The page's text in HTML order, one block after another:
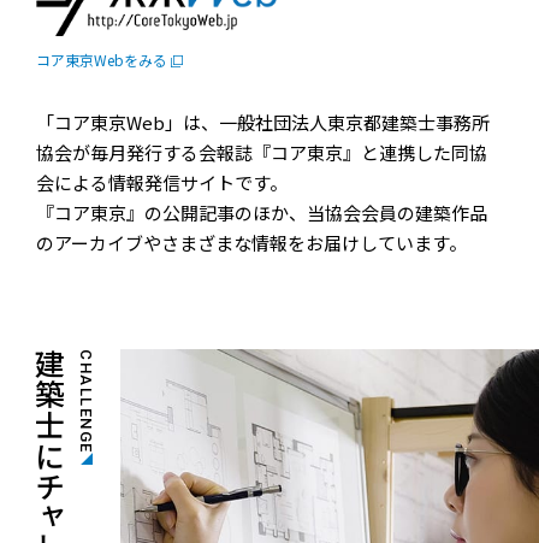
コア東京Webをみる
「コア東京Web」は、一般社団法人東京都建築士事務所
協会が毎月発行する会報誌『コア東京』と連携した同協
会による情報発信サイトです。
『コア東京』の公開記事のほか、当協会会員の建築作品
のアーカイブやさまざまな情報をお届けしています。
CHALLENGE